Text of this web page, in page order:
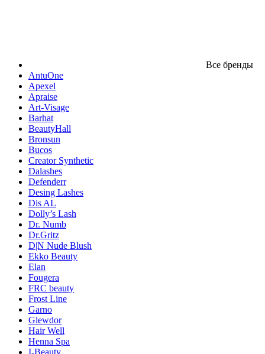
Все бренды
AntuOne
Apexel
Apraise
Art-Visage
Barhat
BeautyHall
Bronsun
Bucos
Creator Synthetic
Dalashes
Defenderr
Desing Lashes
Dis AL
Dolly’s Lash
Dr. Numb
Dr.Gritz
D|N Nude Blush
Ekko Beauty
Elan
Fougera
FRC beauty
Frost Line
Garno
Glewdor
Hair Well
Henna Spa
I-Beauty